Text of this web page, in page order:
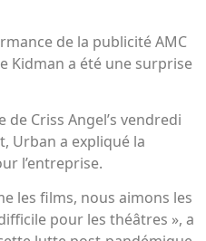
de la publicité AMC
Kidman a été une surprise
de Criss Angel’s vendredi
Urban a expliqué la
l’entreprise.
les films, nous aimons les
pour les théâtres », a